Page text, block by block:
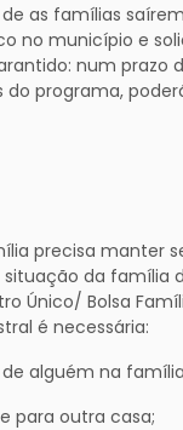
as famílias
no município e
num prazo
programa,
precisa manter
da família
Único/ Bolsa
é necessária:
alguém na
para outra casa;